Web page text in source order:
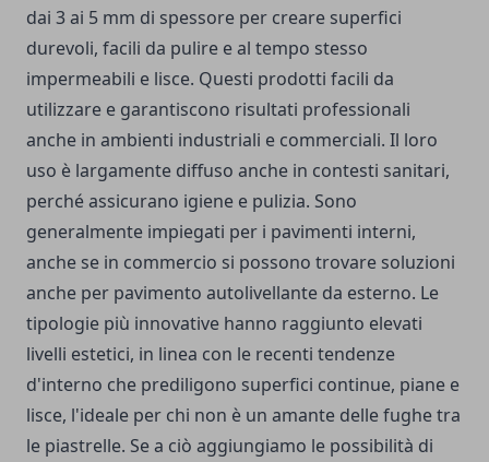
dai 3 ai 5 mm di spessore per creare superfici
durevoli, facili da pulire e al tempo stesso
impermeabili e lisce. Questi prodotti facili da
utilizzare e garantiscono risultati professionali
anche in ambienti industriali e commerciali. Il loro
uso è largamente diffuso anche in contesti sanitari,
perché assicurano igiene e pulizia. Sono
generalmente impiegati per i pavimenti interni,
anche se in commercio si possono trovare soluzioni
anche per pavimento autolivellante da esterno. Le
tipologie più innovative hanno raggiunto elevati
livelli estetici, in linea con le recenti tendenze
d'interno che prediligono superfici continue, piane e
lisce, l'ideale per chi non è un amante delle fughe tra
le piastrelle. Se a ciò aggiungiamo le possibilità di